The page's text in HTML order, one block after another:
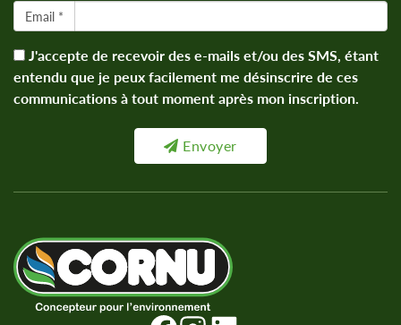
Email *
J'accepte de recevoir des e-mails et/ou des SMS, étant
entendu que je peux facilement me désinscrire de ces
communications à tout moment après mon inscription.
Envoyer